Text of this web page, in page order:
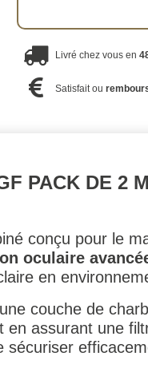
Livré chez vous en
Satisfait ou
PACK DE 2
conçu pour le
oculaire
en
couche de
en assurant une